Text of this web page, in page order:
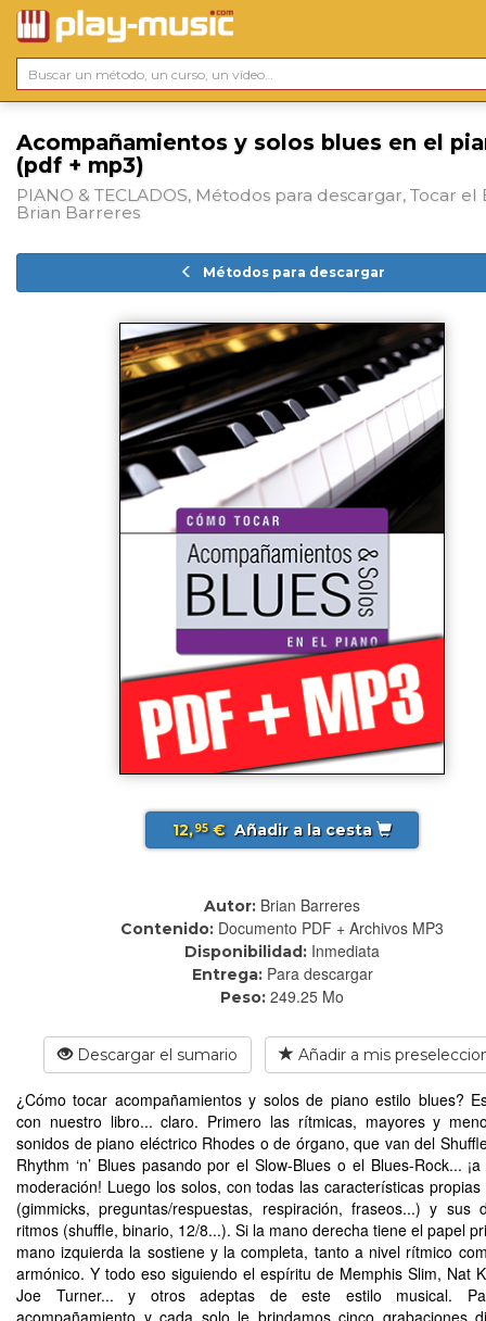
Acompañamientos y solos blues en el
(pdf + mp3)
PIANO & TECLADOS, Métodos para descargar, Tocar el
Brian Barreres
Métodos para descargar
12,95€ Añadir a la cesta
Autor: Brian Barreres
Contenido: Documento PDF + Archivos MP3
Disponibilidad: Inmediata
Entrega: Para descargar
Peso: 249.25 Mo
Descargar el sumario Añadir a mis
¿Cómo tocar acompañamientos y solos de piano estilo blues?
con nuestro libro... claro. Primero las rítmicas, mayores y
sonidos de piano eléctrico Rhodes o de órgano, que van del
Rhythm ‘n’ Blues pasando por el Slow-Blues o el Blues-Rock...
moderación! Luego los solos, con todas las características
(gimmicks, preguntas/respuestas, respiración, fraseos...) y sus
ritmos (shuffle, binario, 12/8...). Si la mano derecha tiene el papel
mano izquierda la sostiene y la completa, tanto a nivel rítmico
armónico. Y todo eso siguiendo el espíritu de Memphis Slim, Nat
Joe Turner... y otros adeptas de este estilo musical.
acompañamiento y cada solo le brindamos cinco grabaciones